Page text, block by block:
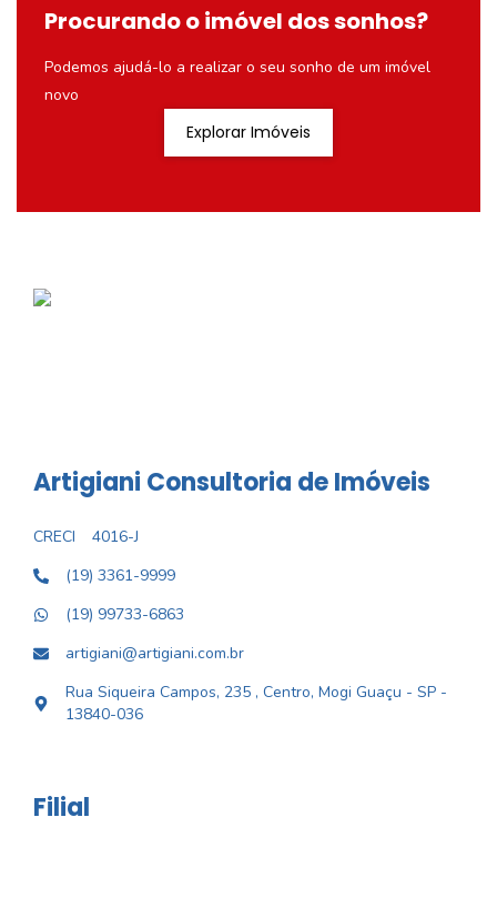
Procurando o imóvel dos sonhos?
Podemos ajudá-lo a realizar o seu sonho de um imóvel
novo
Explorar Imóveis
Artigiani Consultoria de Imóveis
CRECI
4016-J
(19) 3361-9999
(19) 99733-6863
artigiani@artigiani.com.br
Rua Siqueira Campos, 235 , Centro, Mogi Guaçu - SP -
13840-036
Filial